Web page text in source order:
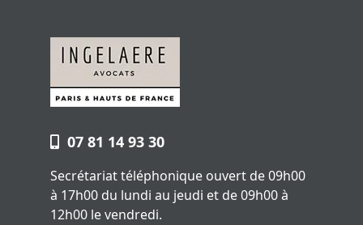
07 81 14 93 30
Secrétariat téléphonique ouvert de 09h00
à 17h00 du lundi au jeudi et de 09h00 à
12h00 le vendredi.